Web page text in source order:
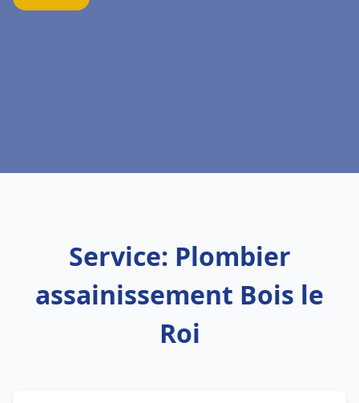
Service: Plombier
assainissement Bois le
Roi